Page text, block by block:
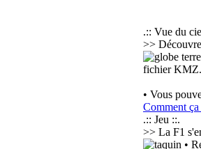
.:: Vue du
>>
fichier KMZ.
• Vous
Comment ça
.:: Jeu ::.
>> La F1
•